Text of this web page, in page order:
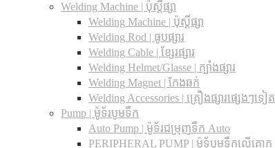
Welding Machine | ប៉ុស្តិ៍ផ្សា
Welding Machine | ប៉ុស្តិ៍ផ្សា
Welding Rod | ធូបផ្សារ
Welding Cable | ខ្សែរផ្សារ
Welding Helmet/Glasse | ក្បាំងផ្សារ
Welding Magnet | កែងឆក់
Welding Accessories | គ្រឿងផ្សារផ្សេងៗទៀត
Pump | ម៉ូទ័របូមទឹក
Auto Pump | ម៉ូទ័រជម្រុញទឹក Auto
PERIPHERAL PUMP | ម៉ូទ័បូមទឹកលើគោក